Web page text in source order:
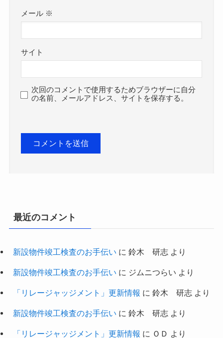
メール ※
サイト
次回のコメントで使用するためブラウザーに自分
の名前、メールアドレス、サイトを保存する。
最近のコメント
新設物件竣工検査のお手伝い に 鈴木 研志より
新設物件竣工検査のお手伝い に ジムニつらい より
「リレージャッジメント」更新情報 に 鈴木 研志より
新設物件竣工検査のお手伝い に 鈴木 研志より
「リレージャッジメント」更新情報 に ＯＤ より